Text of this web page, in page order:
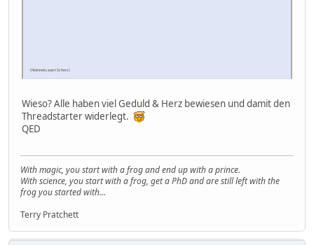
(Neinnein, warn Scherz)
Wieso? Alle haben viel Geduld & Herz bewiesen und damit den
Threadstarter widerlegt.
QED
With magic, you start with a frog and end up with a prince.
With science, you start with a frog, get a PhD and are still left with the
frog you started with...
Terry Pratchett